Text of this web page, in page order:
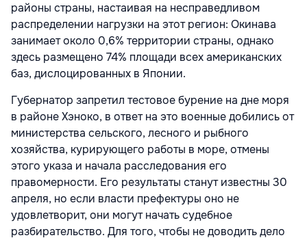
районы страны, настаивая на несправедливом
распределении нагрузки на этот регион: Окинава
занимает около 0,6% территории страны, однако
здесь размещено 74% площади всех американских
баз, дислоцированных в Японии.
Губернатор запретил тестовое бурение на дне моря
в районе Хэноко, в ответ на это военные добились от
министерства сельского, лесного и рыбного
хозяйства, курирующего работы в море, отмены
этого указа и начала расследования его
правомерности. Его результаты станут известны 30
апреля, но если власти префектуры оно не
удовлетворит, они могут начать судебное
разбирательство. Для того, чтобы не доводить дело